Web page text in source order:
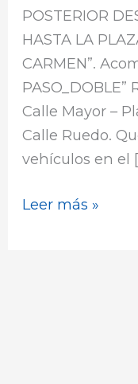
POSTERIOR
HASTA LA
CARMEN”.
PASO_DOBLE”
Calle Mayor –
Calle Ruedo.
vehículos en el
Leer más »